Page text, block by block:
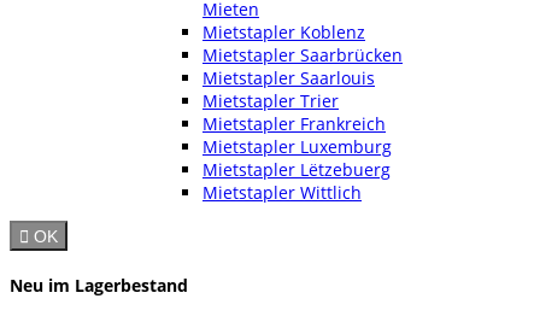
Mieten
Mietstapler Koblenz
Mietstapler Saarbrücken
Mietstapler Saarlouis
Mietstapler Trier
Mietstapler Frankreich
Mietstapler Luxemburg
Mietstapler Lëtzebuerg
Mietstapler Wittlich
 OK
Neu im Lagerbestand